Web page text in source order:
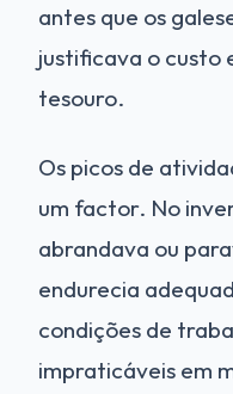
antes que os
justificava o custo
tesouro.
Os picos de
um factor. No
abrandava ou
endurecia
condições de
impraticáveis em